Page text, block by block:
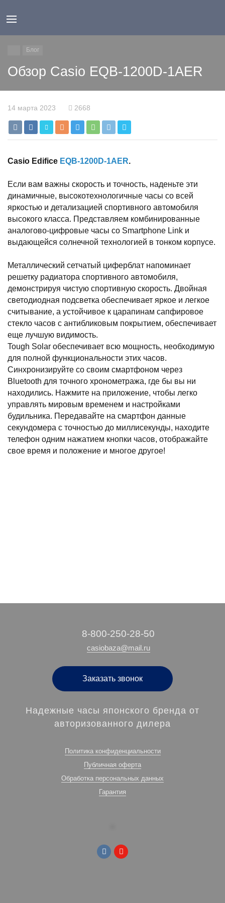
Блог
Обзор Casio EQB-1200D-1AER
14 марта 2023 2668
Casio Edifice EQB-1200D-1AER.
Если вам важны скорость и точность, наденьте эти
динамичные, высокотехнологичные часы со всей
яркостью и детализацией спортивного автомобиля
высокого класса. Представляем комбинированные
аналогово-цифровые часы со Smartphone Link и
выдающейся солнечной технологией в тонком корпусе.
Металлический сетчатый циферблат напоминает
решетку радиатора спортивного автомобиля,
демонстрируя чистую спортивную скорость. Двойная
светодиодная подсветка обеспечивает яркое и легкое
считывание, а устойчивое к царапинам сапфировое
стекло часов с антибликовым покрытием, обеспечивает
еще лучшую видимость.
Tough Solar обеспечивает всю мощность, необходимую
для полной функциональности этих часов.
Синхронизируйте со своим смартфоном через
Bluetooth для точного хронометража, где бы вы ни
находились. Нажмите на приложение, чтобы легко
управлять мировым временем и настройками
будильника. Передавайте на смартфон данные
секундомера с точностью до миллисекунды, находите
телефон одним нажатием кнопки часов, отображайте
свое время и положение и многое другое!
‭8-800-250-28-50
casiobaza@mail.ru
Заказать звонок
Надежные часы японского бренда от
авторизованного дилера
Политика конфиденциальности
Публичная оферта
Обработка персональных данных
Гарантия